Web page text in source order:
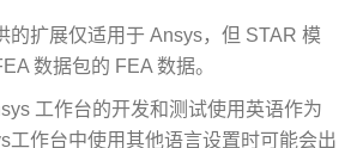
的扩展仅适用于 Ansys，但 STAR 模
数据包的 FEA 数据。
工作台的开发和测试使用英语作为
工作台中使用其他语言设置时可能会出